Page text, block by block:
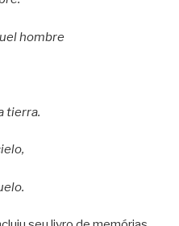
hombre
tierra.